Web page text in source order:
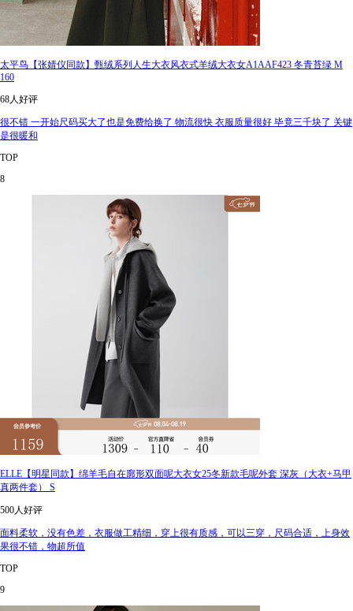
太平鸟【张婧仪同款】甄绒系列人生大衣风衣式羊绒大衣女A1AAF423 冬青苔绿 M
160
68人好评
很不错 一开始尺码买大了也是免费给换了 物流很快 衣服质量很好 毕竟三千块了 关键
是很暖和
TOP
8
ELLE【明星同款】绵羊毛自在廓形双面呢大衣女25冬新款毛呢外套 深灰（大衣+马甲
真两件套） S
500人好评
面料柔软，没有色差，衣服做工精细，穿上很有质感，可以三穿，尺码合适，上身效
果很不错，物超所值
TOP
9